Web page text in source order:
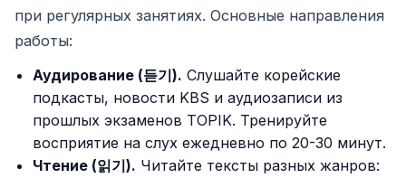
при регулярных занятиях. Основные направления
работы:
Аудирование (듣기). Слушайте корейские
подкасты, новости KBS и аудиозаписи из
прошлых экзаменов TOPIK. Тренируйте
восприятие на слух ежедневно по 20-30 минут.
Чтение (읽기). Читайте тексты разных жанров: